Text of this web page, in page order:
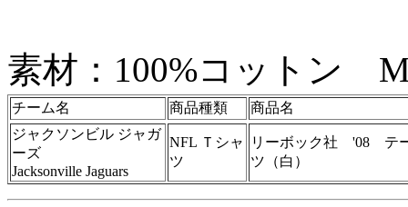
素材：100%コットン
チーム名 商品種類
商品名
ジャクソンビル ジャガ
ーズ
Jacksonville Jaguars
NFL Ｔシャ
ツ
リーボック社 '08 テ
ツ（白）